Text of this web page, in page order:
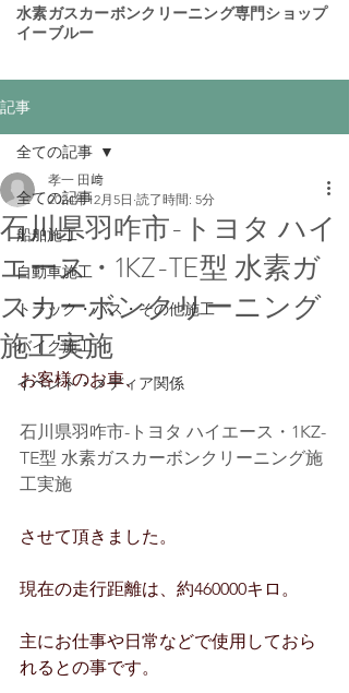
​水素ガスカーボンクリーニング専門ショップ
イーブルー
記事
全ての記事
船舶施工
自動車施工
トラック・バス・その他施工
バイク施工
イベント・メディア関係
全ての記事
石川県羽咋市-トヨタ ハイ
エース・1KZ-TE型 水素ガ
スカーボンクリーニング
施工実施
孝一 田﨑
2024年12月5日 読了時間: 5分
お客様のお車、
石川県羽咋市-トヨタ ハイエース・1KZ-
TE型 水素ガスカーボンクリーニング施
工実施
させて頂きました。
現在の走行距離は、約460000キロ。
主にお仕事や日常などで使用しておら
れるとの事です。